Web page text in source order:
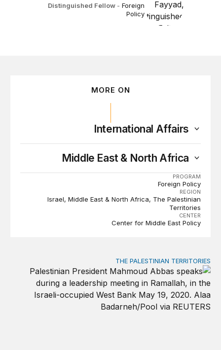
Distinguished Fellow - Foreign
Policy
MORE ON
International Affairs
Middle East & North Africa
PROGRAM
Foreign Policy
REGION
Israel Middle East & North Africa
The Palestinian
Territories
CENTER
Center for Middle East Policy
سنوات من الإهمال جعلت منظّمة التحرير الفلسطينية تواجه
THE PALESTINIAN TERRITORIES